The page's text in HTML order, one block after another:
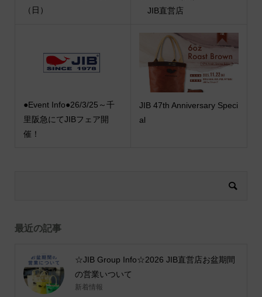
（日）
JIB直営店
●Event Info●26/3/25～千
里阪急にてJIBフェア開
催！
JIB 47th Anniversary Speci
al
最近の記事
☆JIB Group Info☆2026 JIB直営店お盆期間
の営業いついて
新着情報